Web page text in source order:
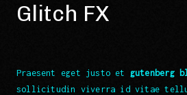
Glitch FX
Praesent eget justo et gutenberg
sollicitudin viverra id vitae